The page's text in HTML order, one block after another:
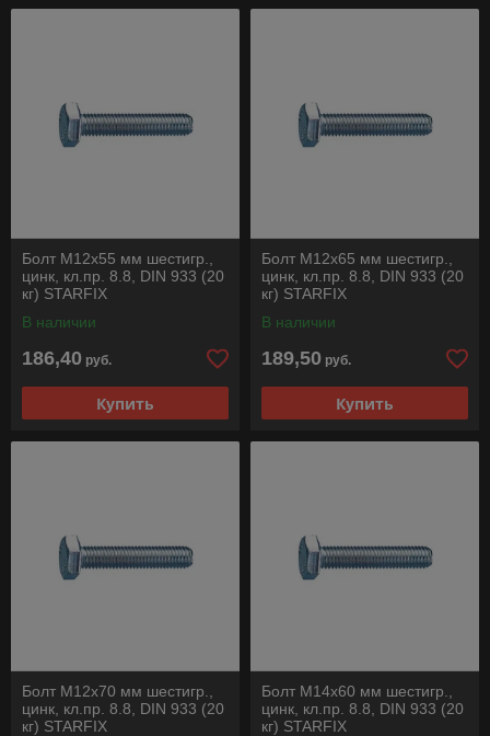
Болт М12х55 мм шестигр.,
цинк, кл.пр. 8.8, DIN 933 (20
кг) STARFIX
В наличии
186,40 руб.
Купить
Болт М12х65 мм шестигр.,
цинк, кл.пр. 8.8, DIN 933 (20
кг) STARFIX
В наличии
189,50 руб.
Купить
Болт М12х70 мм шестигр.,
цинк, кл.пр. 8.8, DIN 933 (20
кг) STARFIX
Болт М14х60 мм шестигр.,
цинк, кл.пр. 8.8, DIN 933 (20
кг) STARFIX